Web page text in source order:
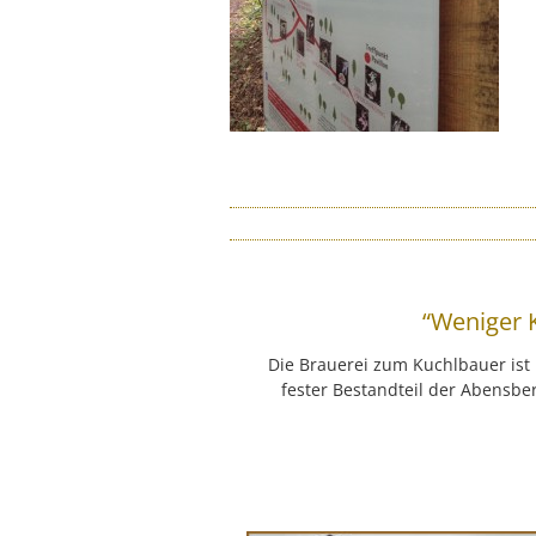
“Weniger
Die Brauerei zum Kuchlbauer
fester Bestandteil der